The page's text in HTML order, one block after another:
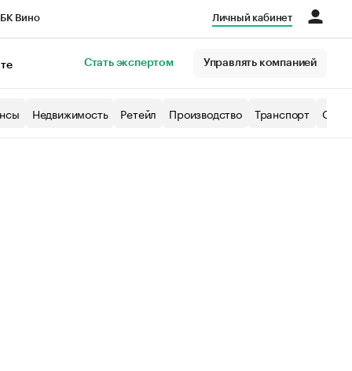
Вино Личный кабинет
Стать экспертом Управлять компанией
Недвижимость Ретейл Производство Транспорт